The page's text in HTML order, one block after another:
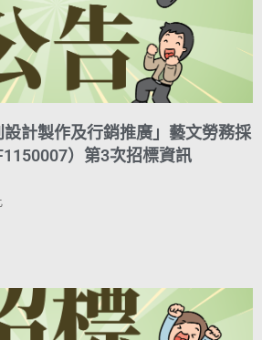
設計製作及行銷推廣」藝文勞務採
）第3次招標資訊